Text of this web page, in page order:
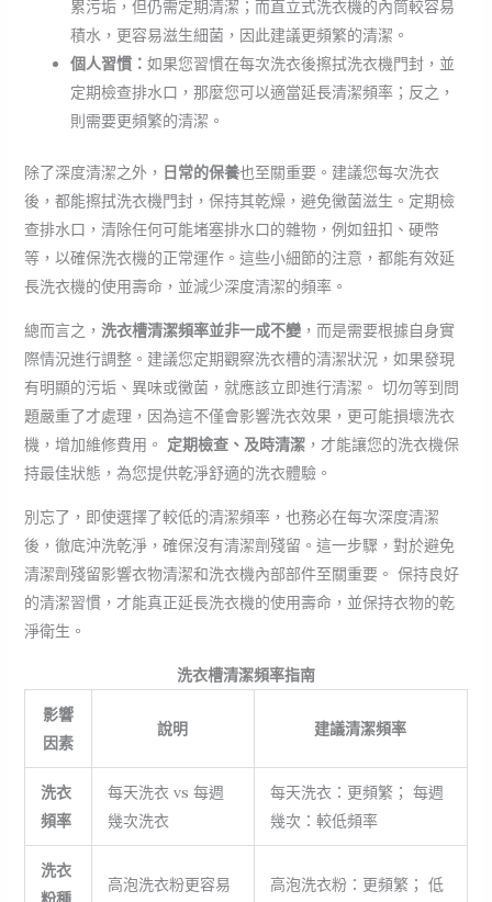
累污垢，但仍需定期清潔；而直立式洗衣機的內筒較容易
積水，更容易滋生細菌，因此建議更頻繁的清潔。
個人習慣： 如果您習慣在每次洗衣後擦拭洗衣機門封，並
定期檢查排水口，那麼您可以適當延長清潔頻率；反之，
則需要更頻繁的清潔。
除了深度清潔之外， 日常的保養也至關重要。建議您每次洗衣
後，都能擦拭洗衣機門封，保持其乾燥，避免黴菌滋生。定期檢
查排水口，清除任何可能堵塞排水口的雜物，例如鈕扣、硬幣
等，以確保洗衣機的正常運作。這些小細節的注意，都能有效延
長洗衣機的使用壽命，並減少深度清潔的頻率。
總而言之， 洗衣槽清潔頻率並非一成不變，而是需要根據自身實
際情況進行調整。建議您定期觀察洗衣槽的清潔狀況，如果發現
有明顯的污垢、異味或黴菌，就應該立即進行清潔。 切勿等到問
題嚴重了才處理，因為這不僅會影響洗衣效果，更可能損壞洗衣
機，增加維修費用。 定期檢查、及時清潔，才能讓您的洗衣機保
持最佳狀態，為您提供乾淨舒適的洗衣體驗。
別忘了，即使選擇了較低的清潔頻率，也務必在每次深度清潔
後，徹底沖洗乾淨，確保沒有清潔劑殘留。這一步驟，對於避免
清潔劑殘留影響衣物清潔和洗衣機內部部件至關重要。 保持良好
的清潔習慣，才能真正延長洗衣機的使用壽命，並保持衣物的乾
淨衛生。
洗衣槽清潔頻率指南
影響
因素
說明 建議清潔頻率
洗衣
頻率
每天洗衣 vs 每週
幾次洗衣
每天洗衣：更頻繁； 每週
幾次：較低頻率
洗衣
高泡洗衣粉更容易
高泡洗衣粉：更頻繁； 低